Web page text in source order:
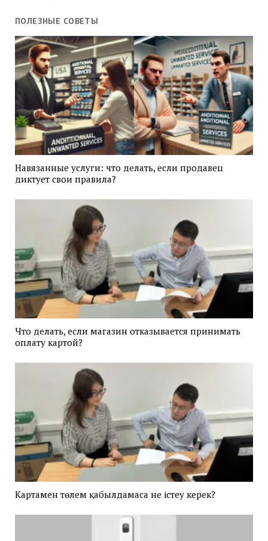
ПОЛЕЗНЫЕ СОВЕТЫ
Навязанные услуги: что делать, если продавец
диктует свои правила?
Что делать, если магазин отказывается принимать
оплату картой?
Картамен төлем қабылдамаса не істеу керек?